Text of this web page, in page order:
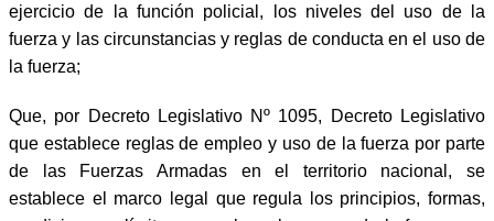
ejercicio de la función policial, los niveles del uso de la
fuerza y las circunstancias y reglas de conducta en el uso de
la fuerza;
Que, por Decreto Legislativo Nº 1095, Decreto Legislativo
que establece reglas de empleo y uso de la fuerza por parte
de las Fuerzas Armadas en el territorio nacional, se
establece el marco legal que regula los principios, formas,